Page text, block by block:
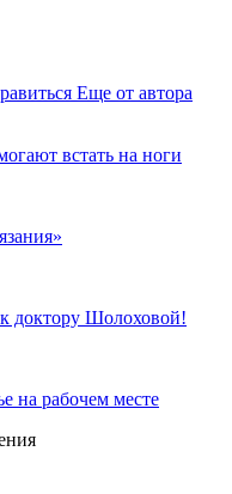
Еще от автора
встать на ноги
доктору Шолоховой!
на рабочем месте